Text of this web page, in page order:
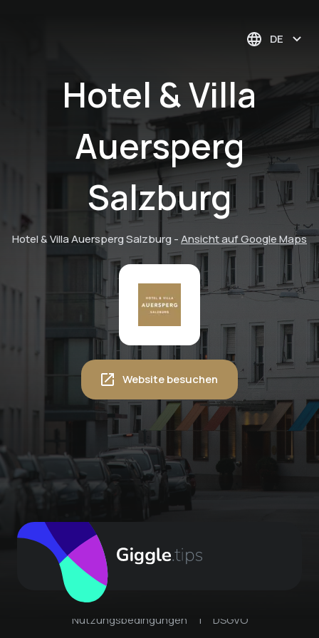
DE
Hotel & Villa
Auersperg
Salzburg
Hotel & Villa Auersperg Salzburg-Ansicht auf Google Maps
Website besuchen
Nutzungsbedingungen | DSGVO